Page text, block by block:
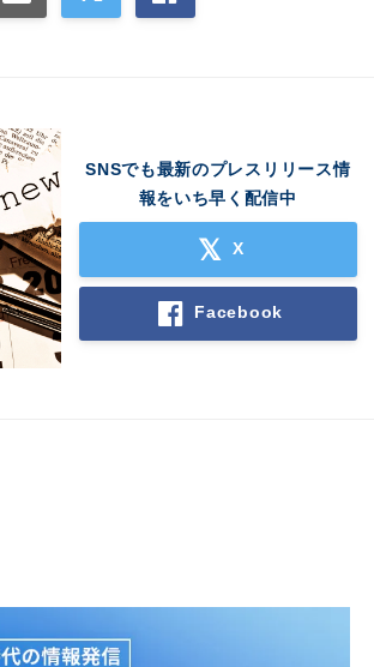
SNSでも最新のプレスリリース情
報をいち早く配信中
X
Facebook